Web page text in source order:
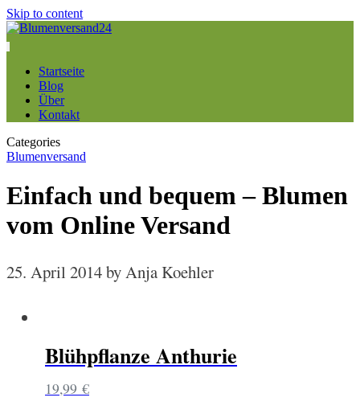
Skip to content
Startseite
Blog
Über
Kontakt
Categories
Blumenversand
Einfach und bequem – Blumen
vom Online Versand
25. April 2014by Anja Koehler
Blühpflanze Anthurie
19,99 €